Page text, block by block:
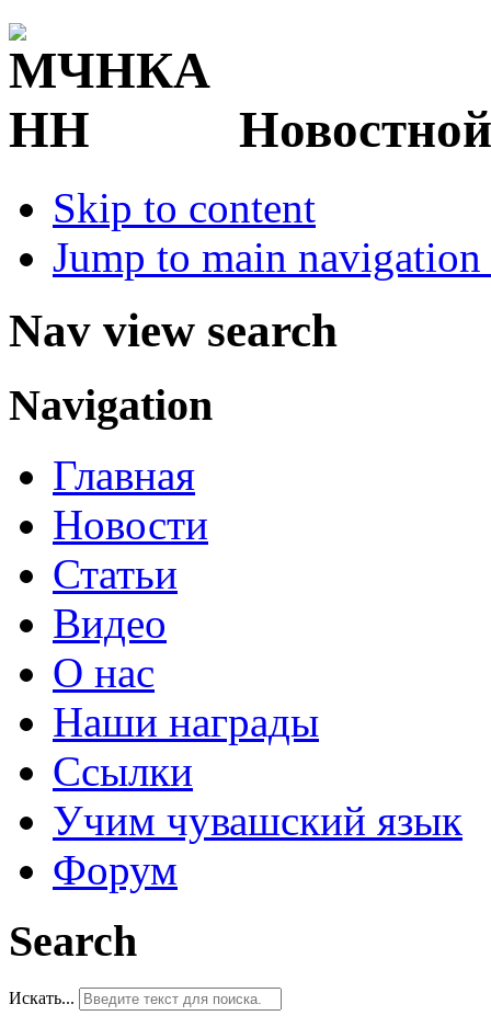
Skip to content
Jump to main
Nav view search
Navigation
Главная
Новости
Статьи
Видео
О нас
Наши награды
Ссылки
Учим чувашский язык
Форум
Search
Искать...